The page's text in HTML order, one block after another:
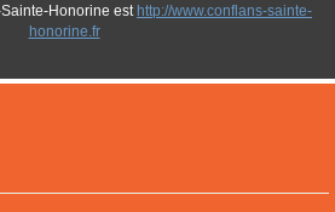
Honorine est http://www.conflans-sainte-
honorine.fr